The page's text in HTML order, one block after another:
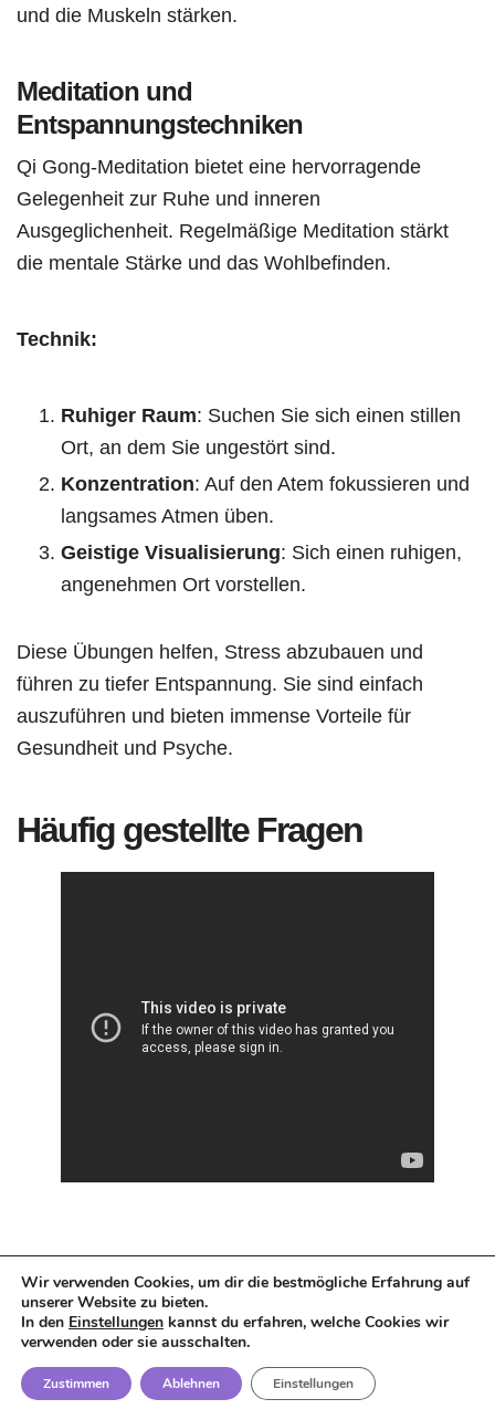
und die Muskeln stärken.
Meditation und
Entspannungstechniken
Qi Gong-Meditation bietet eine hervorragende
Gelegenheit zur Ruhe und inneren
Ausgeglichenheit. Regelmäßige Meditation stärkt
die mentale Stärke und das Wohlbefinden.
Technik:
Ruhiger Raum: Suchen Sie sich einen stillen
Ort, an dem Sie ungestört sind.
Konzentration: Auf den Atem fokussieren und
langsames Atmen üben.
Geistige Visualisierung: Sich einen ruhigen,
angenehmen Ort vorstellen.
Diese Übungen helfen, Stress abzubauen und
führen zu tiefer Entspannung. Sie sind einfach
auszuführen und bieten immense Vorteile für
Gesundheit und Psyche.
Häufig gestellte Fragen
In diesem Abschnitt werden wichtige Fragen rund
um die Bedeutung von Qi Gong für das
Gleichgewichtstraining beantwortet. Dabei wird auf
Trainingseinheiten, den Unterschied zu Tai Chi und
Wir verwenden Cookies, um dir die bestmögliche Erfahrung auf
unserer Website zu bieten.
In den Einstellungen kannst du erfahren, welche Cookies wir
verwenden oder sie ausschalten.
Zustimmen Ablehnen Einstellungen